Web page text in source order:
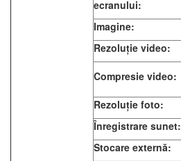
ecranului:
Imagine:
Rezoluție video:
Compresie video:
Rezoluție foto:
Înregistrare sunet:
Stocare externă: